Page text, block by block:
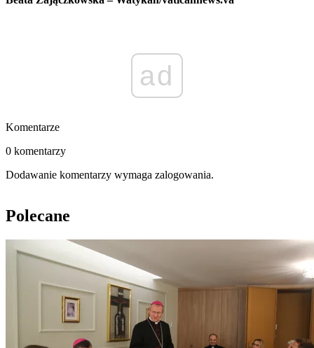
ad
Komentarze
0 komentarzy
Dodawanie komentarzy wymaga zalogowania.
Polecane